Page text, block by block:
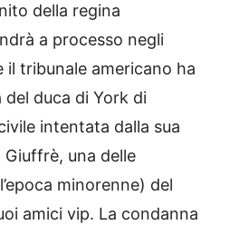
della regina
a processo negli
il tribunale americano ha
duca di York di
intentata dalla sua
una delle
minorenne) del
amici vip. La condanna